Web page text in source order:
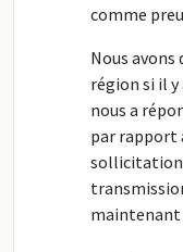
comme
Nous avons
région si il y
nous a
par rapport
sollicitation
maintenant